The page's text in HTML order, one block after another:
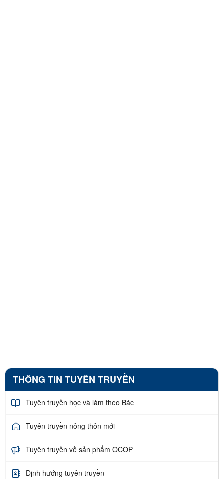
THÔNG TIN TUYÊN TRUYỀN
Tuyên truyền học và làm theo Bác
Tuyên truyền nông thôn mới
Tuyên truyền về sản phẩm OCOP
Định hướng tuyên truyền